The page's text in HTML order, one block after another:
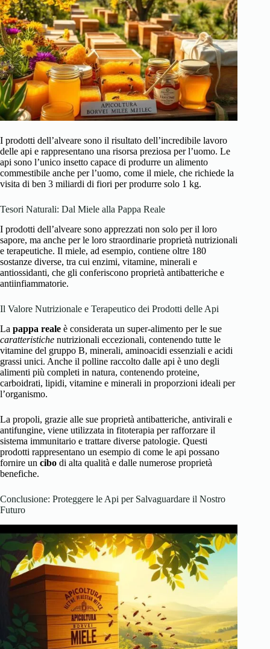
I prodotti dell’alveare sono il risultato dell’incredibile lavoro
delle api e rappresentano una risorsa preziosa per l’uomo. Le
api sono l’unico insetto capace di produrre un alimento
commestibile anche per l’uomo, come il miele, che richiede la
visita di ben 3 miliardi di fiori per produrre solo 1 kg.
Tesori Naturali: Dal Miele alla Pappa Reale
I prodotti dell’alveare sono apprezzati non solo per il loro
sapore, ma anche per le loro straordinarie proprietà nutrizionali
e terapeutiche. Il miele, ad esempio, contiene oltre 180
sostanze diverse, tra cui enzimi, vitamine, minerali e
antiossidanti, che gli conferiscono proprietà antibatteriche e
antiinfiammatorie.
Il Valore Nutrizionale e Terapeutico dei Prodotti delle Api
La pappa reale è considerata un super-alimento per le sue
caratteristiche nutrizionali eccezionali, contenendo tutte le
vitamine del gruppo B, minerali, aminoacidi essenziali e acidi
grassi unici. Anche il polline raccolto dalle api è uno degli
alimenti più completi in natura, contenendo proteine,
carboidrati, lipidi, vitamine e minerali in proporzioni ideali per
l’organismo.
La propoli, grazie alle sue proprietà antibatteriche, antivirali e
antifungine, viene utilizzata in fitoterapia per rafforzare il
sistema immunitario e trattare diverse patologie. Questi
prodotti rappresentano un esempio di come le api possano
fornire un cibo di alta qualità e dalle numerose proprietà
benefiche.
Conclusione: Proteggere le Api per Salvaguardare il Nostro
Futuro